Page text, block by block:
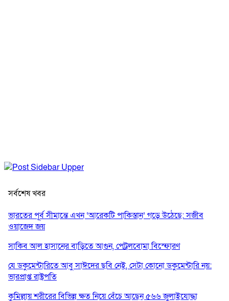
সর্বশেষ খবর
ভারতের পূর্ব সীমান্তে এখন ‘আরেকটি পাকিস্তান’ গড়ে উঠেছে: সজীব
ওয়াজেদ জয়
সাকিব আল হাসানের বাড়িতে আগুন, পেট্রলবোমা বিস্ফোরণ
যে ডকুমেন্টারিতে আবু সাঈদের ছবি নেই, সেটা কোনো ডকুমেন্টারি নয়:
ভারপ্রাপ্ত রাষ্ট্রপতি
কুমিল্লায় শরীরের বিভিন্ন ক্ষত নিয়ে বেঁচে আছেন ৫৬৬ জুলাইযোদ্ধা